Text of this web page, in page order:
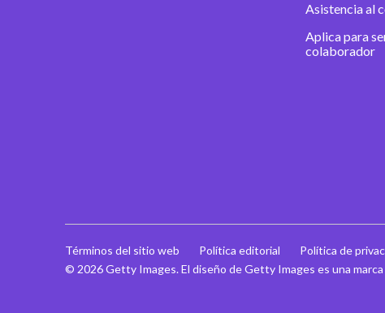
Asistencia al
Aplica para
colaborador
© 2026 Getty Images. El diseño de Getty Images es una
Términos del sitio web Política editorial Política de